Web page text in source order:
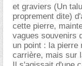
et graviers (Un
proprement dite)
cette pierre,
vagues souvenirs
un point : la pierre
carrière, mais sur